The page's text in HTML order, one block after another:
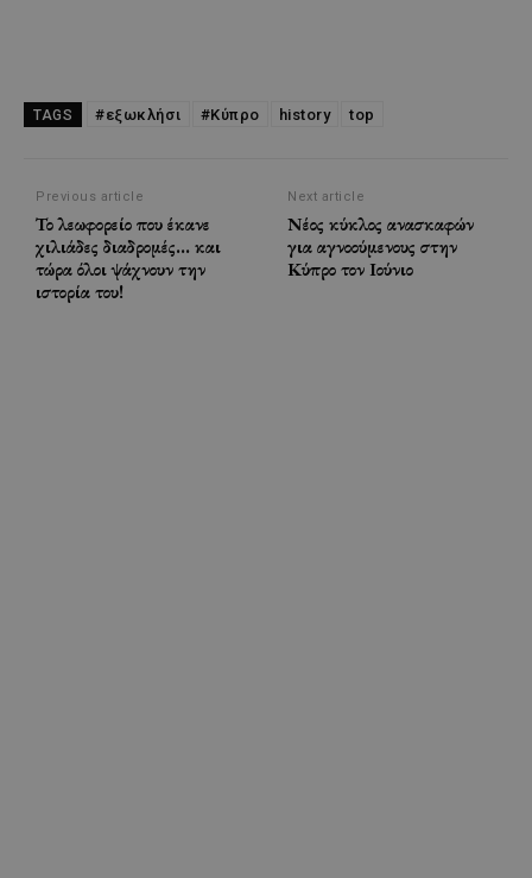
TAGS #εξωκλήσι #Κύπρο history top
Previous article
Το λεωφορείο που έκανε
χιλιάδες διαδρομές… και
τώρα όλοι ψάχνουν την
ιστορία του!
Next article
Νέος κύκλος ανασκαφών
για αγνοούμενους στην
Κύπρο τον Ιούνιο